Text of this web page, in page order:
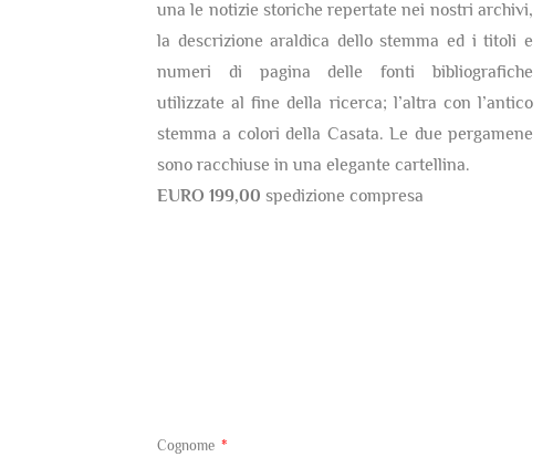
una le notizie storiche repertate nei nostri archivi,
la descrizione araldica dello stemma ed i titoli e
numeri di pagina delle fonti bibliografiche
utilizzate al fine della ricerca; l’altra con l’antico
stemma a colori della Casata. Le due pergamene
sono racchiuse in una elegante cartellina.
EURO 199,00 spedizione compresa
Cognome